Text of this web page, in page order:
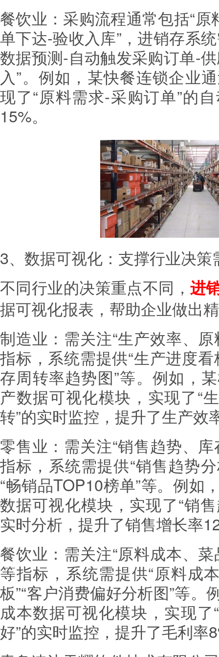
餐饮业：采购流程通常包括“
单下达-验收入库”，进销存系
数据预测-自动触发采购订单-
入”。例如，某快餐连锁企业
现了“原料需求-采购订单”的
15%。
3、数据可视化：支撑行业决策
不同行业的决策重点不同， 进
据可视化报表，帮助企业做出
制造业：需关注“生产效率、
指标，系统需提供“生产进度看
存周转率趋势图”等。例如，
产数据可视化模块，实现了“
转”的实时监控，提升了生产效
零售业：需关注“销售趋势、
指标，系统需提供“销售趋势
“畅销品TOP10榜单”等。例如
数据可视化模块，实现了“销
实时分析，提升了销售增长率
餐饮业：需关注“原料成本、
等指标，系统需提供“原料成
板”“客户消费偏好分析图”等
成本数据可视化模块，实现
好”的实时监控，提升了毛利率